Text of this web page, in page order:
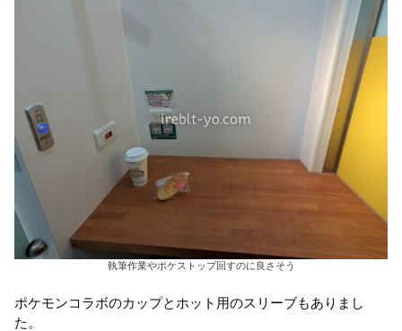
執筆作業やポケストップ回すのに良さそう
ポケモンコラボのカップとホット用のスリーブもありまし
た。